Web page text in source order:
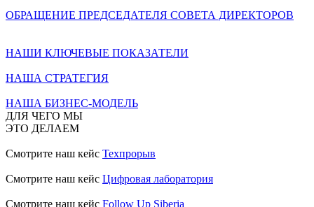
ОБРАЩЕНИЕ ПРЕДСЕДАТЕЛЯ СОВЕТА ДИРЕКТОРОВ
НАШИ КЛЮЧЕВЫЕ ПОКАЗАТЕЛИ
НАША СТРАТЕГИЯ
НАША БИЗНЕС-МОДЕЛЬ
ДЛЯ ЧЕГО МЫ
ЭТО ДЕЛАЕМ
Смотрите наш кейс Техпрорыв
Смотрите наш кейс Цифровая лаборатория
Смотрите наш кейс Follow Up Siberia